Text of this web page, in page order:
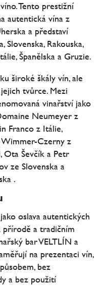
Tento prestižní
autentická vína z
a představí
Rakouska,
Španělska a Gruzie.
široké škály vín, ale
tvůrce. Mezi
vinařství jako
Neumeyer z
Franco z Itálie,
Wimmer-Czerny z
Ota Ševčík a Petr
ze Slovenska a
.
oslava autentických
přírodě a tradičním
bar VELTLÍN a
na prezentaci vín,
bez
a bez použití